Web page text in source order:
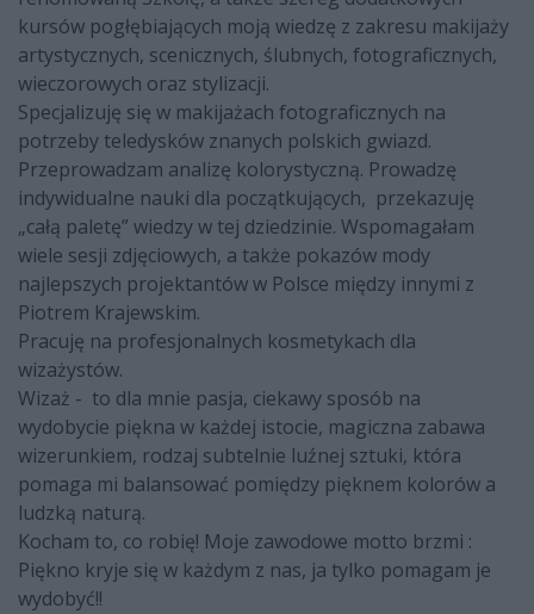
kursów pogłębiających moją wiedzę z zakresu makijaży
artystycznych, scenicznych, ślubnych, fotograficznych,
wieczorowych oraz stylizacji.
Specjalizuję się w makijażach fotograficznych na
potrzeby teledysków znanych polskich gwiazd.
Przeprowadzam analizę kolorystyczną. Prowadzę
indywidualne nauki dla początkujących, przekazuję
„całą paletę” wiedzy w tej dziedzinie. Wspomagałam
wiele sesji zdjęciowych, a także pokazów mody
najlepszych projektantów w Polsce między innymi z
Piotrem Krajewskim.
Pracuję na profesjonalnych kosmetykach dla
wizażystów.
Wizaż - to dla mnie pasja, ciekawy sposób na
wydobycie piękna w każdej istocie, magiczna zabawa
wizerunkiem, rodzaj subtelnie luźnej sztuki, która
pomaga mi balansować pomiędzy pięknem kolorów a
ludzką naturą.
Kocham to, co robię! Moje zawodowe motto brzmi :
Piękno kryje się w każdym z nas, ja tylko pomagam je
wydobyć!!